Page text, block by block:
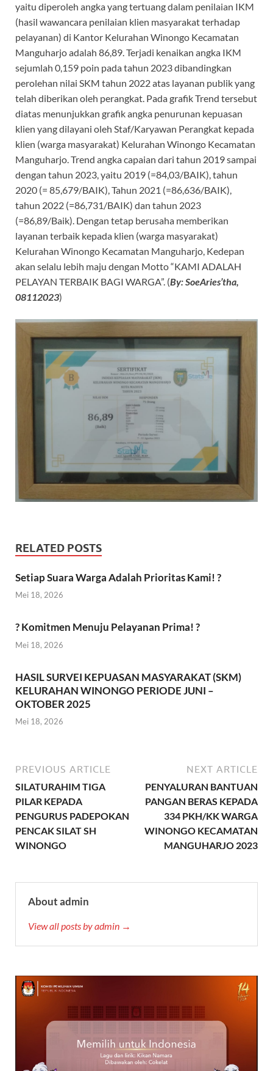
yaitu diperoleh angka yang tertuang dalam penilaian IKM
(hasil wawancara penilaian klien masyarakat terhadap
pelayanan) di Kantor Kelurahan Winongo Kecamatan
Manguharjo adalah 86,89. Terjadi kenaikan angka IKM
sejumlah 0,159 poin pada tahun 2023 dibandingkan
perolehan nilai SKM tahun 2022 atas layanan publik yang
telah diberikan oleh perangkat. Pada grafik Trend tersebut
diatas menunjukkan grafik angka penurunan kepuasan
klien yang dilayani oleh Staf/Karyawan Perangkat kepada
klien (warga masyarakat) Kelurahan Winongo Kecamatan
Manguharjo. Trend angka capaian dari tahun 2019 sampai
dengan tahun 2023, yaitu 2019 (=84,03/BAIK), tahun
2020 (= 85,679/BAIK), Tahun 2021 (=86,636/BAIK),
tahun 2022 (=86,731/BAIK) dan tahun 2023
(=86,89/Baik). Dengan tetap berusaha memberikan
layanan terbaik kepada klien (warga masyarakat)
Kelurahan Winongo Kecamatan Manguharjo, Kedepan
akan selalu lebih maju dengan Motto “KAMI ADALAH
PELAYAN TERBAIK BAGI WARGA”. (By: SoeAries’tha,
08112023)
RELATED POSTS
Setiap Suara Warga Adalah Prioritas Kami! ?
Mei 18, 2026
? Komitmen Menuju Pelayanan Prima! ?
Mei 18, 2026
HASIL SURVEI KEPUASAN MASYARAKAT (SKM)
KELURAHAN WINONGO PERIODE JUNI –
OKTOBER 2025
Mei 18, 2026
PREVIOUS ARTICLE
SILATURAHIM TIGA
PILAR KEPADA
PENGURUS PADEPOKAN
PENCAK SILAT SH
WINONGO
NEXT ARTICLE
PENYALURAN BANTUAN
PANGAN BERAS KEPADA
334 PKH/KK WARGA
WINONGO KECAMATAN
MANGUHARJO 2023
About admin
View all posts by admin →